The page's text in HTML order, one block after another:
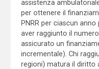
assistenza
per ottenere il
PNRR per ciascun
aver raggiunto il
assicurato un
incrementale). Chi
regioni) matura il diritto